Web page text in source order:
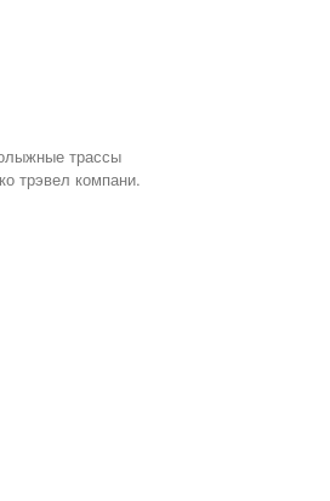
трассы
трэвел компани.